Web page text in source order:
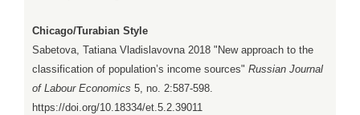
Chicago/Turabian Style
Sabetova, Tatiana Vladislavovna 2018 "New approach to the
classification of population’s income sources" Russian Journal
of Labour Economics 5, no. 2:587-598.
https://doi.org/10.18334/et.5.2.39011